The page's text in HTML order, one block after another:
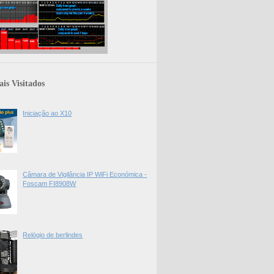
Visitados
Iniciação ao X10
Câmara de Vigilância IP WiFi Económica -
Foscam FI8908W
Relógio de berlindes